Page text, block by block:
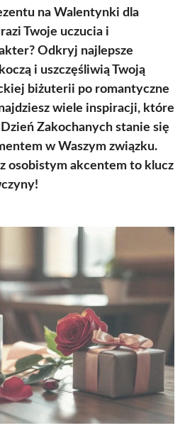
na Walentynki dla
Twoje uczucia i
Odkryj najlepsze
i uszczęśliwią Twoją
biżuterii po romantyczne
wiele inspiracji, które
Zakochanych stanie się
w Waszym związku.
osobistym akcentem to klucz